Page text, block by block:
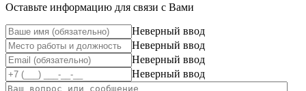
Оставьте информацию для связи с Вами
Неверный ввод
Неверный ввод
Неверный ввод
Неверный ввод